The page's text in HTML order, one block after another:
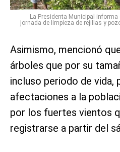
La Presidenta Municipal
jornada de limpieza de rejillas y
Asimismo, mencionó
árboles que por su
incluso periodo de vida,
afectaciones a la
por los fuertes vientos
registrarse a partir del